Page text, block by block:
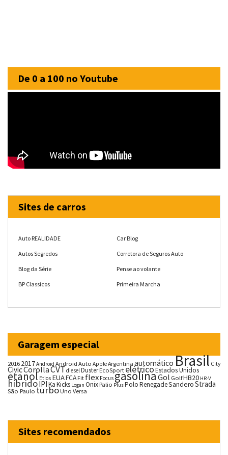
De 0 a 100 no Youtube
Sites de carros
Auto REALIDADE
Autos Segredos
Blog da Série
BP Classicos
Car Blog
Corretora de Seguros Auto
Pense ao volante
Primeira Marcha
Garagem especial
20162017Android Android Auto AppleArgentina automáticoBrasil City
CivicCorollaCVTdieselDusterEcoSportelétricoEstados Unidos
etanol Etios EUAFCA Fit flex FocusgasolinaGol GolfHB20 HR-V
híbridoIPIKaKicks Logan OnixPalio PlusPoloRenegadeSanderoStrada
São Paulo turboUno Versa
Sites recomendados